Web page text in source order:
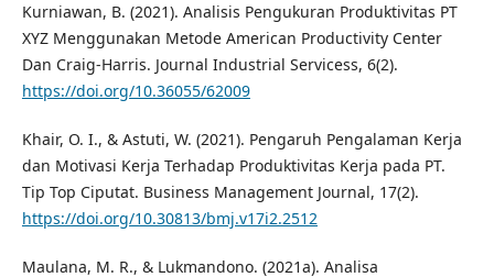
Kurniawan, B. (2021). Analisis Pengukuran Produktivitas PT
XYZ Menggunakan Metode American Productivity Center
Dan Craig-Harris. Journal Industrial Servicess, 6(2).
https://doi.org/10.36055/62009
Khair, O. I., & Astuti, W. (2021). Pengaruh Pengalaman Kerja
dan Motivasi Kerja Terhadap Produktivitas Kerja pada PT.
Tip Top Ciputat. Business Management Journal, 17(2).
https://doi.org/10.30813/bmj.v17i2.2512
Maulana, M. R., & Lukmandono. (2021a). Analisa